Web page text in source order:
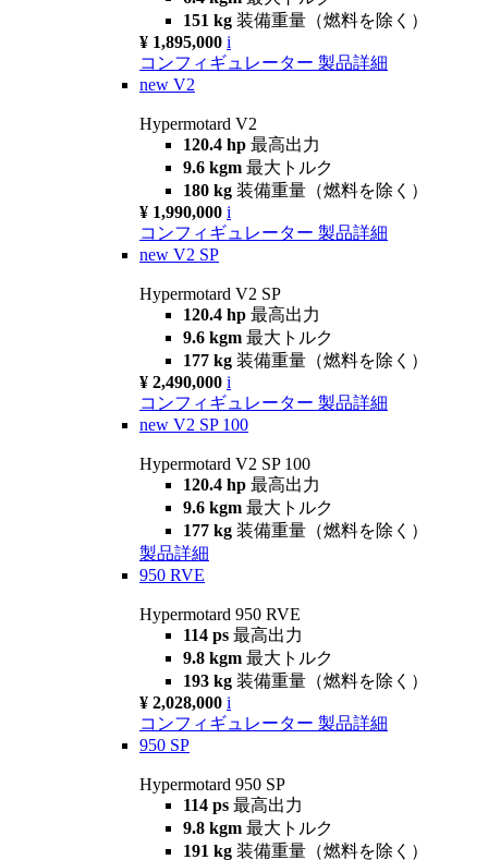
151 kg 装備重量（燃料を除く）
¥ 1,895,000 i
コンフィギュレーター 製品詳細
new V2
Hypermotard V2
120.4 hp 最高出力
9.6 kgm 最大トルク
180 kg 装備重量（燃料を除く）
¥ 1,990,000 i
コンフィギュレーター 製品詳細
new V2 SP
Hypermotard V2 SP
120.4 hp 最高出力
9.6 kgm 最大トルク
177 kg 装備重量（燃料を除く）
¥ 2,490,000 i
コンフィギュレーター 製品詳細
new V2 SP 100
Hypermotard V2 SP 100
120.4 hp 最高出力
9.6 kgm 最大トルク
177 kg 装備重量（燃料を除く）
製品詳細
950 RVE
Hypermotard 950 RVE
114 ps 最高出力
9.8 kgm 最大トルク
193 kg 装備重量（燃料を除く）
¥ 2,028,000 i
コンフィギュレーター 製品詳細
950 SP
Hypermotard 950 SP
114 ps 最高出力
9.8 kgm 最大トルク
191 kg 装備重量（燃料を除く）